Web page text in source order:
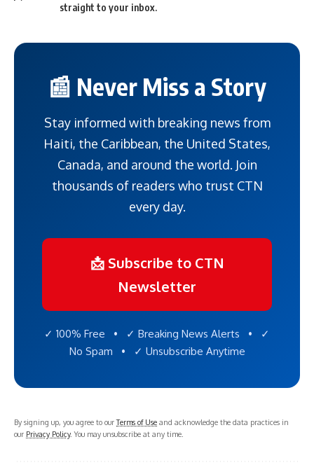
straight to your inbox.
📰 Never Miss a Story
Stay informed with breaking news from
Haiti, the Caribbean, the United States,
Canada, and around the world. Join
thousands of readers who trust CTN
every day.
📩 Subscribe to CTN
Newsletter
✓ 100% Free • ✓ Breaking News Alerts • ✓
No Spam • ✓ Unsubscribe Anytime
By signing up, you agree to ourTerms of Use and acknowledge the data practices in
our Privacy Policy. You may unsubscribe at any time.